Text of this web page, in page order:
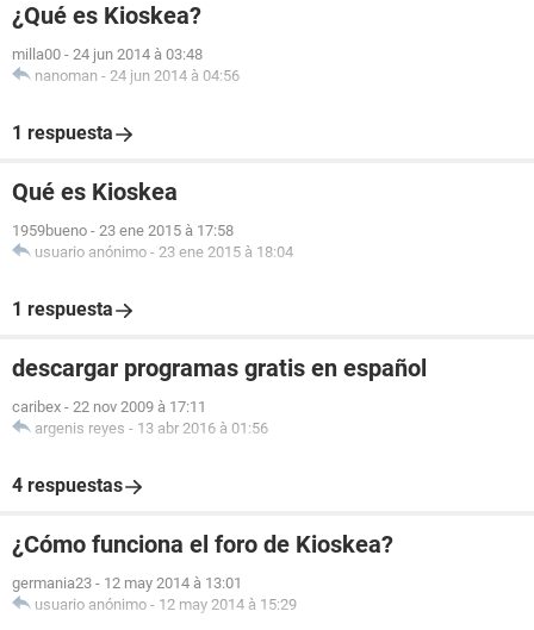
¿Qué es Kioskea?
milla00 - 24 jun 2014 à 03:48
nanoman - 24 jun 2014 à 04:56
1 respuesta
Qué es Kioskea
1959bueno - 23 ene 2015 à 17:58
usuario anónimo - 23 ene 2015 à 18:04
1 respuesta
descargar programas gratis en español
caribex - 22 nov 2009 à 17:11
argenis reyes - 13 abr 2016 à 01:56
4 respuestas
¿Cómo funciona el foro de Kioskea?
germania23 - 12 may 2014 à 13:01
usuario anónimo - 12 may 2014 à 15:29